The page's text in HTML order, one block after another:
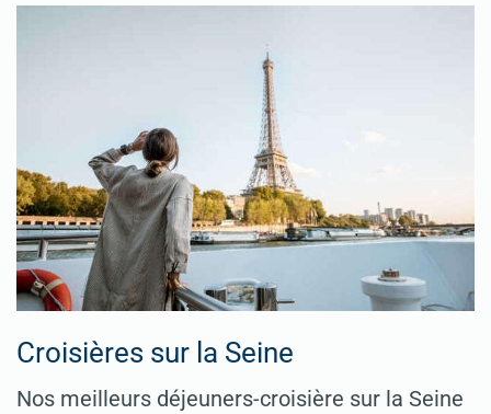
Croisières sur la Seine
Nos meilleurs déjeuners-croisière sur la Seine